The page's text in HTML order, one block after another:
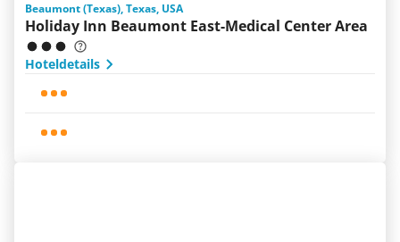
Beaumont (Texas), Texas, USA
Holiday Inn Beaumont East-Medical Center Area
Hoteldetails